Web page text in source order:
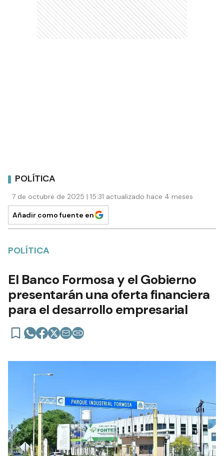
POLÍTICA
7 de octubre de 2025 | 15:31 actualizado hace 4 meses
Añadir como fuente en
POLÍTICA
El Banco Formosa y el Gobierno
presentarán una oferta financiera
para el desarrollo empresarial